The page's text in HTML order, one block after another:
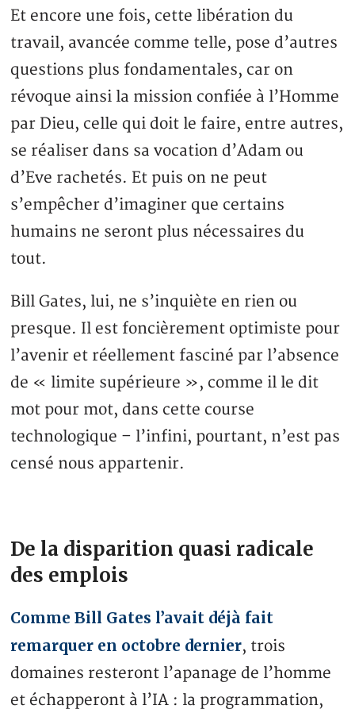
Et encore une fois, cette libération du
travail, avancée comme telle, pose d’autres
questions plus fondamentales, car on
révoque ainsi la mission confiée à l’Homme
par Dieu, celle qui doit le faire, entre autres,
se réaliser dans sa vocation d’Adam ou
d’Eve rachetés. Et puis on ne peut
s’empêcher d’imaginer que certains
humains ne seront plus nécessaires du
tout.
Bill Gates, lui, ne s’inquiète en rien ou
presque. Il est foncièrement optimiste pour
l’avenir et réellement fasciné par l’absence
de « limite supérieure », comme il le dit
mot pour mot, dans cette course
technologique – l’infini, pourtant, n’est pas
censé nous appartenir.
De la disparition quasi radicale
des emplois
Comme Bill Gates l’avait déjà fait
remarquer en octobre dernier, trois
domaines resteront l’apanage de l’homme
et échapperont à l’IA : la programmation,